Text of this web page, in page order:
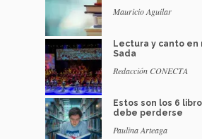
Mauricio Aguilar
Lectura y canto en
Sada
Redacción CONECTA
Estos son los 6
debe perderse
Paulina Arteaga